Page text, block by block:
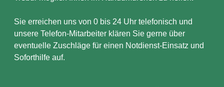
Sie erreichen uns von 0 bis 24 Uhr telefonisch und
unsere Telefon-Mitarbeiter klären Sie gerne über
eventuelle Zuschläge für einen Notdienst-Einsatz und
Soforthilfe auf.